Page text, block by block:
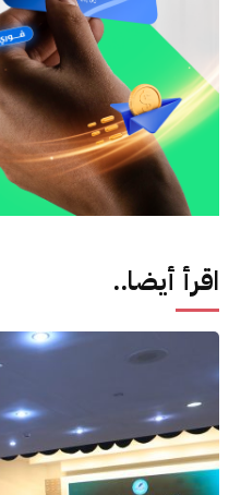
اقرأ أيضا..